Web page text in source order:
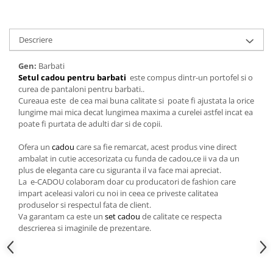
Martisoare
Descriere
Gen: Barbati
Setul cadou pentru barbati este compus dintr-un portofel si o
curea de pantaloni pentru barbati..
Cureaua este de cea mai buna calitate si poate fi ajustata la orice
lungime mai mica decat lungimea maxima a curelei astfel incat ea
poate fi purtata de adulti dar si de copii.
Ofera un cadou care sa fie remarcat, acest produs vine direct
ambalat in cutie accesorizata cu funda de cadou,ce ii va da un
plus de eleganta care cu siguranta il va face mai apreciat.
La e-CADOU colaboram doar cu producatori de fashion care
impart aceleasi valori cu noi in ceea ce priveste calitatea
produselor si respectul fata de client.
Va garantam ca este un set cadou de calitate ce respecta
descrierea si imaginile de prezentare.